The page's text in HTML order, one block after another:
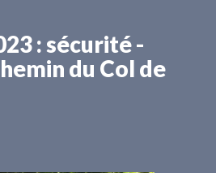
: sécurité -
du Col de